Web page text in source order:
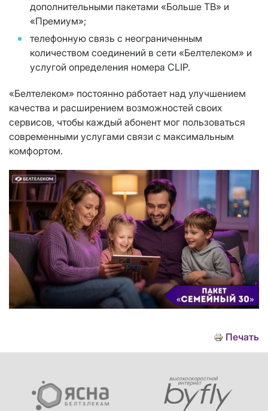
дополнительными пакетами «Больше ТВ» и
«Премиум»;
телефонную связь с неограниченным
количеством соединений в сети «Белтелеком» и
услугой определения номера CLIP.
«Белтелеком» постоянно работает над улучшением
качества и расширением возможностей своих
сервисов, чтобы каждый абонент мог пользоваться
современными услугами связи с максимальным
комфортом.
Печать